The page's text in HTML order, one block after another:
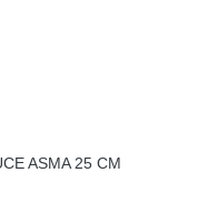
ASMA 25 CM